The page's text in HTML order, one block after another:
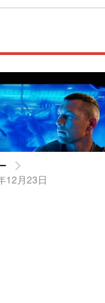
12月23日